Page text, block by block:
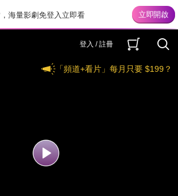
海量影劇免登入立即看
登入 / 註冊
「頻道+看片」每月只要 $199？